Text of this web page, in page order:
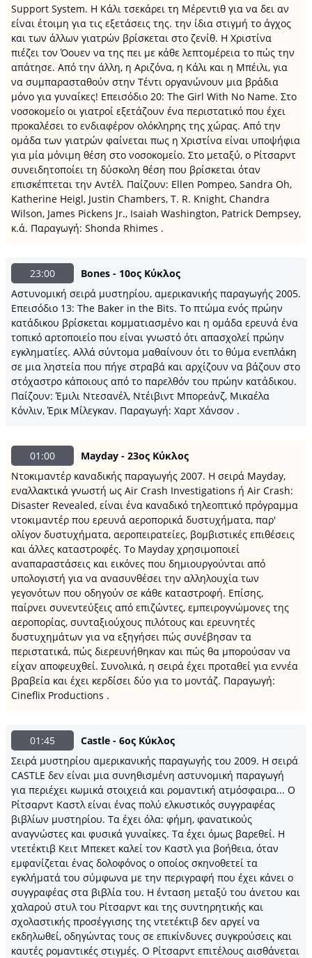
Support System. Η Κάλι τσεκάρει τη Μέρεντιθ για να δει αν
είναι έτοιμη για τις εξετάσεις της. την ίδια στιγμή το άγχος
και των άλλων γιατρών βρίσκεται στο ζενίθ. Η Χριστίνα
πιέζει τον Όουεν να της πει με κάθε λεπτομέρεια το πώς την
απάτησε. Από την άλλη, η Αριζόνα, η Κάλι και η Μπέιλι, για
να συμπαρασταθούν στην Τέντι οργανώνουν μια βράδια
μόνο για γυναίκες! Επεισόδιο 20: The Girl With No Name. Στο
νοσοκομείο οι γιατροί εξετάζουν ένα περιστατικό που έχει
προκαλέσει το ενδιαφέρον ολόκληρης της χώρας. Από την
ομάδα των γιατρών φαίνεται πως η Χριστίνα είναι υποψήφια
για μία μόνιμη θέση στο νοσοκομείο. Στο μεταξύ, ο Ρίτσαρντ
συνειδητοποίει τη δύσκολη θέση που βρίσκεται όταν
επισκέπτεται την Αντέλ. Παίζουν: Ellen Pompeo, Sandra Oh,
Katherine Heigl, Justin Chambers, T. R. Knight, Chandra
Wilson, James Pickens Jr., Isaiah Washington, Patrick Dempsey,
κ.ά. Παραγωγή: Shonda Rhimes .
23:00
Bones - 10ος Κύκλος
Αστυνομική σειρά μυστηρίου, αμερικανικής παραγωγής 2005.
Επεισόδιο 13: The Baker in the Bits. Το πτώμα ενός πρώην
κατάδικου βρίσκεται κομματιασμένο και η ομάδα ερευνά ένα
τοπικό αρτοποιείο που είναι γνωστό ότι απασχολεί πρώην
εγκληματίες. Αλλά σύντομα μαθαίνουν ότι το θύμα ενεπλάκη
σε μια ληστεία που πήγε στραβά και αρχίζουν να βάζουν στο
στόχαστρο κάποιους από το παρελθόν του πρώην κατάδικου.
Παίζουν: Έμιλι Ντεσανέλ, Ντέιβιντ Μπορεάνζ, Μικαέλα
Κόνλιν, Έρικ Μίλεγκαν. Παραγωγή: Χαρτ Χάνσον .
01:00
Mayday - 23ος Κύκλος
Ντοκιμαντέρ καναδικής παραγωγής 2007. H σειρά Mayday,
εναλλακτικά γνωστή ως Air Crash Investigations ή Air Crash:
Disaster Revealed, είναι ένα καναδικό τηλεοπτικό πρόγραμμα
ντοκιμαντέρ που ερευνά αεροπορικά δυστυχήματα, παρ'
ολίγον δυστυχήματα, αεροπειρατείες, βομβιστικές επιθέσεις
και άλλες καταστροφές. Το Mayday χρησιμοποιεί
αναπαραστάσεις και εικόνες που δημιουργούνται από
υπολογιστή για να ανασυνθέσει την αλληλουχία των
γεγονότων που οδηγούν σε κάθε καταστροφή. Επίσης,
παίρνει συνεντεύξεις από επιζώντες, εμπειρογνώμονες της
αεροπορίας, συνταξιούχους πιλότους και ερευνητές
δυστυχημάτων για να εξηγήσει πώς συνέβησαν τα
περιστατικά, πώς διερευνήθηκαν και πώς θα μπορούσαν να
είχαν αποφευχθεί. Συνολικά, η σειρά έχει προταθεί για εννέα
βραβεία και έχει κερδίσει δύο για το μοντάζ. Παραγωγή:
Cineflix Productions .
01:45
Castle - 6ος Κύκλος
Σειρά μυστηρίου αμερικανικής παραγωγής του 2009. Η σειρά
CASTLE δεν είναι μια συνηθισμένη αστυνομική παραγωγή
για περιέχει κωμικά στοιχειά και ρομαντική ατμόσφαιρα... Ο
Ρίτσαρντ Καστλ είναι ένας πολύ ελκυστικός συγγραφέας
βιβλίων μυστηρίου. Τα έχει όλα: φήμη, φανατικούς
αναγνώστες και φυσικά γυναίκες. Τα έχει όμως βαρεθεί. Η
ντετέκτιβ Κειτ Μπεκετ καλεί τον Καστλ για βοήθεια, όταν
εμφανίζεται ένας δολοφόνος ο οποίος σκηνοθετεί τα
εγκλήματά του σύμφωνα με την περιγραφή που έχει κάνει ο
συγγραφέας στα βιβλία του. Η ένταση μεταξύ του άνετου και
χαλαρού στυλ του Ρίτσαρντ και της συντηρητικής και
σχολαστικής προσέγγισης της ντετέκτιβ δεν αργεί να
εκδηλωθεί, οδηγώντας τους σε επικίνδυνες συγκρούσεις και
καυτές ρομαντικές στιγμές. Ο Ρίτσαρντ επιτέλους αισθάνεται